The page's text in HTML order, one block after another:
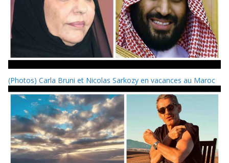
(Photos) Carla Bruni et Nicolas Sarkozy en vacances au Maroc